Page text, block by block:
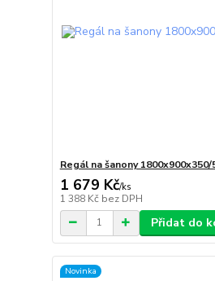
Regál na šanony
1 679 Kč/ks
1 388 Kč bez DPH
Přidat do
Novinka